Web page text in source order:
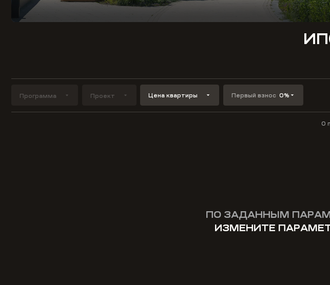
Программа Проект Цена квартиры Первый взнос 0%
0
ПО ЗАДАННЫМ
ИЗМЕНИТЕ